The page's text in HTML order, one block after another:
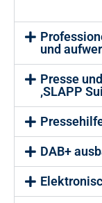
und
Presse
‚SLAPP
DAB+